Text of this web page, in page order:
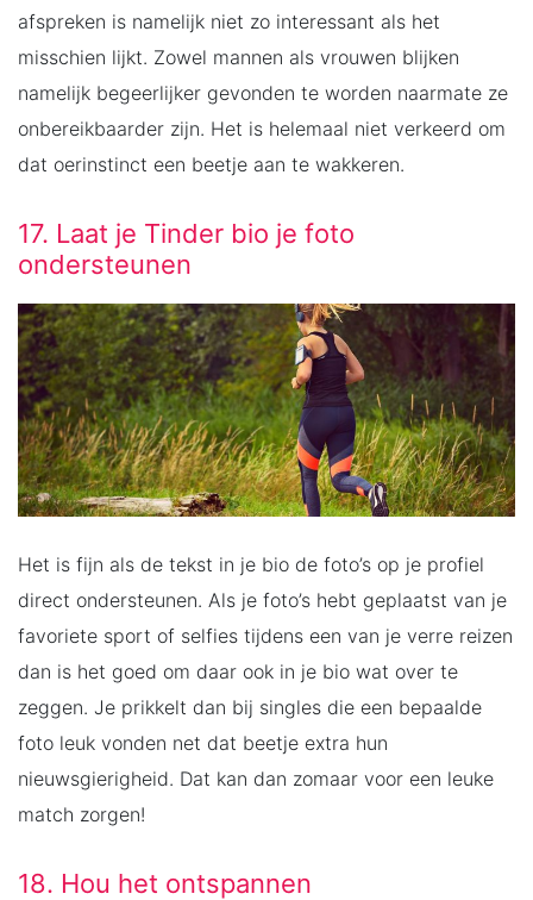
afspreken is namelijk niet zo interessant als het
misschien lijkt. Zowel mannen als vrouwen blijken
namelijk begeerlijker gevonden te worden naarmate ze
onbereikbaarder zijn. Het is helemaal niet verkeerd om
dat oerinstinct een beetje aan te wakkeren.
17. Laat je Tinder bio je foto
ondersteunen
Het is fijn als de tekst in je bio de foto’s op je profiel
direct ondersteunen. Als je foto’s hebt geplaatst van je
favoriete sport of selfies tijdens een van je verre reizen
dan is het goed om daar ook in je bio wat over te
zeggen. Je prikkelt dan bij singles die een bepaalde
foto leuk vonden net dat beetje extra hun
nieuwsgierigheid. Dat kan dan zomaar voor een leuke
match zorgen!
18. Hou het ontspannen